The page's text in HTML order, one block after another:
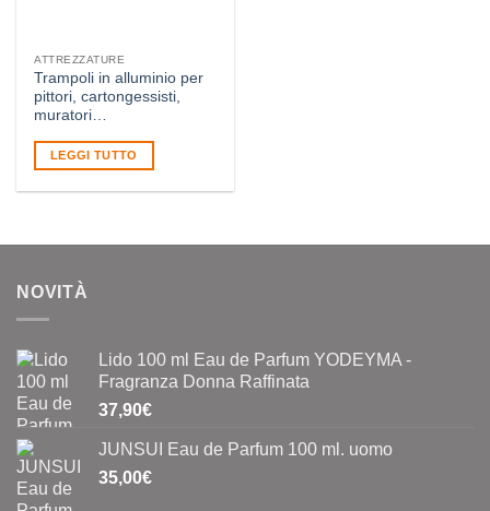
ATTREZZATURE
Trampoli in alluminio per
pittori, cartongessisti,
muratori…
LEGGI TUTTO
NOVITÀ
Lido 100 ml Eau de Parfum YODEYMA -
Fragranza Donna Raffinata
37,90€
JUNSUI Eau de Parfum 100 ml. uomo
35,00€